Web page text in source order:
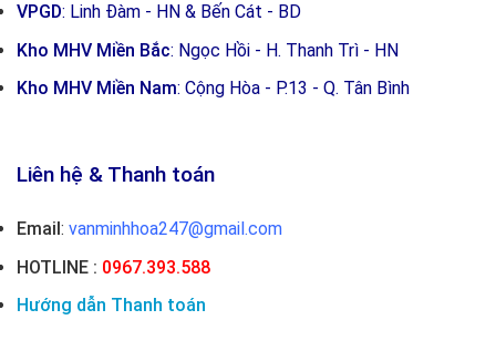
VPGD: Linh Đàm - HN & Bến Cát - BD
Kho MHV Miền Bắc: Ngọc Hồi - H. Thanh Trì - HN
Kho MHV Miền Nam: Cộng Hòa - P.13 - Q. Tân Bình
Liên hệ & Thanh toán
Email: vanminhhoa247@gmail.com
HOTLINE : 0967.393.588
Hướng dẫn Thanh toán